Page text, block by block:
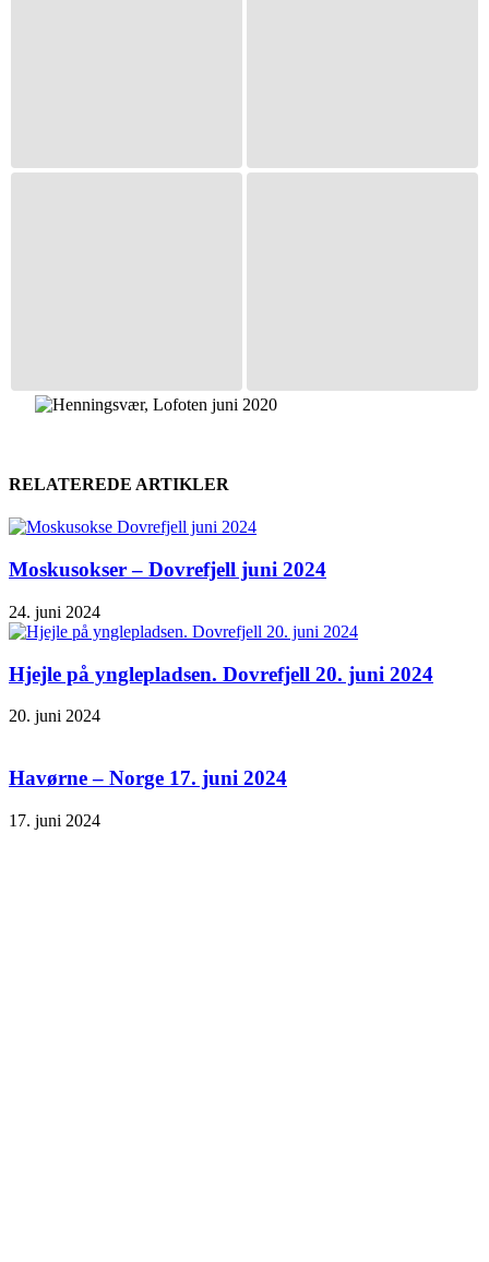
RELATEREDE ARTIKLER
Moskusokser – Dovrefjell juni 2024
24. juni 2024
Hjejle på ynglepladsen. Dovrefjell 20. juni 2024
20. juni 2024
Havørne – Norge 17. juni 2024
17. juni 2024